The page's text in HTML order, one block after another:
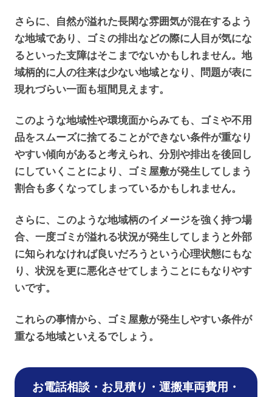
さらに、自然が溢れた長閑な雰囲気が混在するよう
な地域であり、ゴミの排出などの際に人目が気にな
るといった支障はそこまでないかもしれません。地
域柄的に人の往来は少ない地域となり、問題が表に
現れづらい一面も垣間見えます。
このような地域性や環境面からみても、ゴミや不用
品をスムーズに捨てることができない条件が重なり
やすい傾向があると考えられ、分別や排出を後回し
にしていくことにより、ゴミ屋敷が発生してしまう
割合も多くなってしまっているかもしれません。
さらに、このような地域柄のイメージを強く持つ場
合、一度ゴミが溢れる状況が発生してしまうと外部
に知られなければ良いだろうという心理状態にもな
り、状況を更に悪化させてしまうことにもなりやす
いです。
これらの事情から、ゴミ屋敷が発生しやすい条件が
重なる地域といえるでしょう。
お電話相談・お見積り・運搬車両費用・